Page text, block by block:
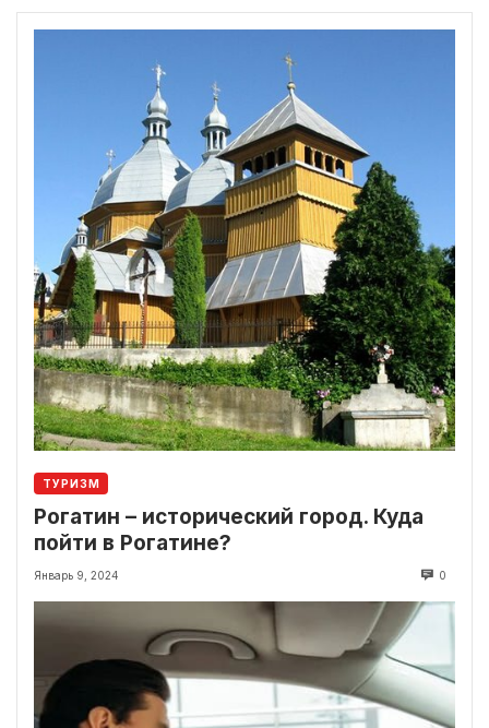
ТУРИЗМ
Рогатин – исторический город. Куда
пойти в Рогатине?
Январь 9, 2024 0